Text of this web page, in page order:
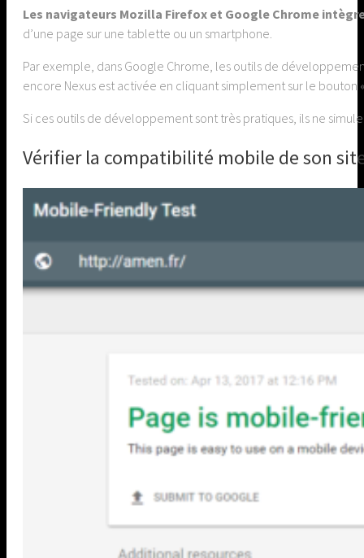
Les navigateurs Mozilla Firefox et Google Chrome
d’une page sur une tablette ou un smartphone.
Par exemple, dans Google Chrome, les outils de
encore Nexus est activée en cliquant simplement sur le bouton
Si ces outils de développement sont très pratiques, ils ne
Vérifier la compatibilité mobile de son